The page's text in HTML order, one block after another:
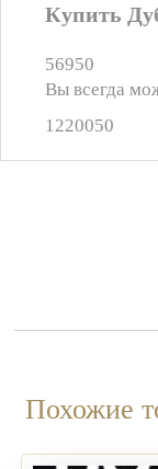
Купить
56950
Вы всегда
1220050
Похожие